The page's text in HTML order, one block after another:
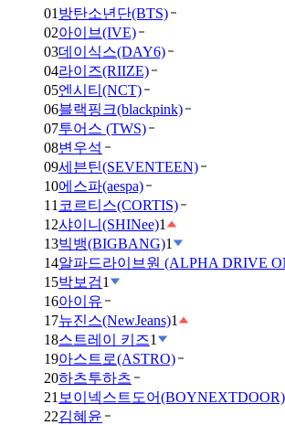
01 방탄소년단(BTS)
02아이브(IVE)
03데이식스(DAY6)
04라이즈(RIIZE)
05엔시티(NCT)
06블랙핑크(blackpink)
07투어스 (TWS)
08변우석
09세븐틴(SEVENTEEN)
10에스파(aespa)
11 코르티스(CORTIS)
12샤이니(SHINee)1
13빅뱅(BIGBANG)1
14알파드라이브원 (ALPHA DRIVE
15박보검1
16아이유
17뉴진스(NewJeans)1
18스트레이 키즈1
19아스트로(ASTRO)
20하츠투하츠
21 보이넥스트도어(BOYNEXTDOOR)
22김혜윤